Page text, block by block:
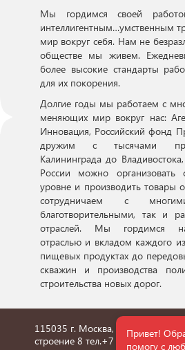
Мы гордимся своей
интеллигентным…умственным
мир вокруг себя. Нам не
обществе мы живем.
более высокие стандарты
для их покорения.
Долгие годы мы работаем с
меняющих мир вокруг нас:
Инновация, Российский фонд
дружим с тысячами
Калининграда до
России можно организовать
уровне и производить товары
сотрудничаем с
благотворительными, так и
отраслей. Мы гордимся
отраслью и вкладом каждого
пищевых продуктах до
скважин и производства
строительства новых дорог.
115035 г. Москва, улица
строение 8 тел.+7 495 660 36 24
Привет!
помогу с